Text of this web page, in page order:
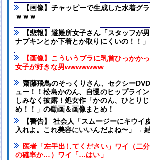
【画像】チャッピーで生成した水着グ
ｗｗｗ
【悲報】避難所女子さん「スタッフが
ナプキンとか下着とか取りにくいの！！」
【画像】こういうブラに乳首ひっかか
女子が好きな男wwwwwww
齋藤飛鳥のそっくりさん、セクシー
ュー！！松島かのん、自慢のヒップライ
しみなく披露！処女作「かのん、ひとりじ
め！！」の動画＆画像まとめ！
【警告】 社会人「スムージーにキウイ
入れよ。これ美容にいいんだよね〜」→
医者「左手出してください」ワイ（二
の確率か…）ワイ「…はい」